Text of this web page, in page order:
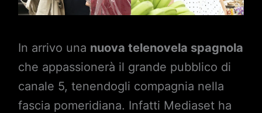
In arrivo una nuova telenovela spagnola
che appassionerà il grande pubblico di
canale 5, tenendogli compagnia nella
fascia pomeridiana. Infatti Mediaset ha